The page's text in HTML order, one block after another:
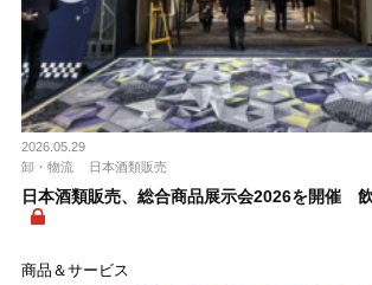
2026.05.29
卸・物流
日本酒類販売
日本酒類販売、総合商品展示会2026を開催
商品＆サービス